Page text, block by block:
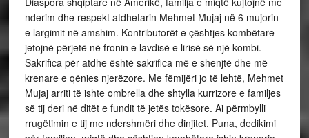
nderim dhe respekt atdhetarin Mehmet Mujaj në 6 mujorin
e largimit në amshim. Kontributorët e çështjes kombëtare
jetojnë përjetë në fronin e lavdisë e lirisë së një kombi.
Sakrifica për atdhe është sakrifica më e shenjtë dhe më
krenare e qënies njerëzore. Me fëmijëri jo të lehtë, Mehmet
Mujaj arriti të ishte ombrella dhe shtylla kurrizore e familjes
së tij deri në ditët e fundit të jetës tokësore. Ai përmbylli
rrugëtimin e tij me ndershmëri dhe dinjitet. Puna, dedikimi